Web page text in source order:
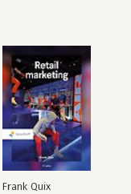
Frank Quix